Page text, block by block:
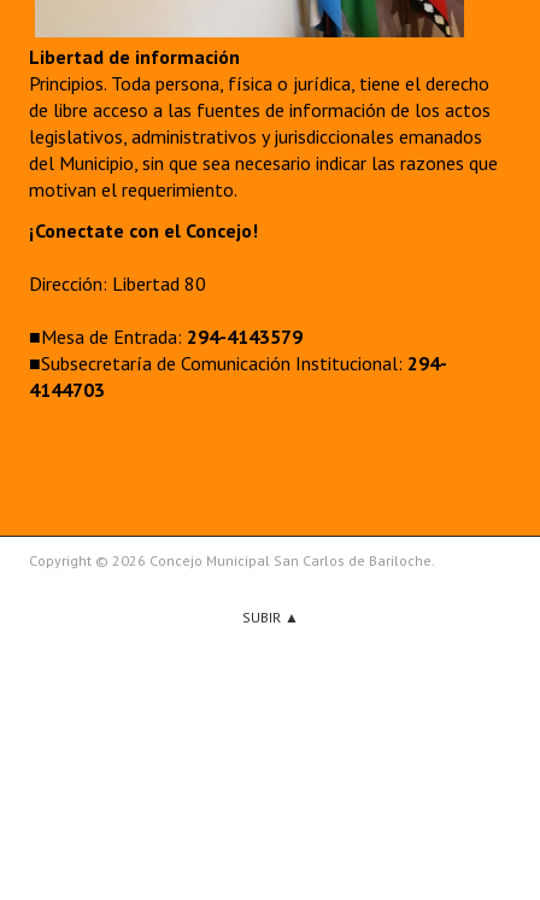
Libertad de información
Principios. Toda persona, física o jurídica, tiene el derecho
de libre acceso a las fuentes de información de los actos
legislativos, administrativos y jurisdiccionales emanados
del Municipio, sin que sea necesario indicar las razones que
motivan el requerimiento.
¡Conectate con el Concejo!
Dirección: Libertad 80
■Mesa de Entrada: 294-4143579
■Subsecretaría de Comunicación Institucional: 294-
4144703
Copyright © 2026 Concejo Municipal San Carlos de Bariloche.
SUBIR ▲